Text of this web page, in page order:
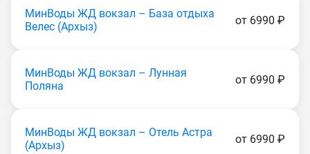
МинВоды ЖД вокзал – База отдыха
Велес (Apxыз)
от 6990 ₽
МинВоды ЖД вокзал – Лунная
Поляна
от 6990 ₽
МинВоды ЖД вокзал – Отель Астра
(Apxыз)
от 6990 ₽